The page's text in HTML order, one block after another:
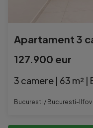
127.900 eur
3 camere | 63 m²
Bucuresti / Bucuresti-Ilfov